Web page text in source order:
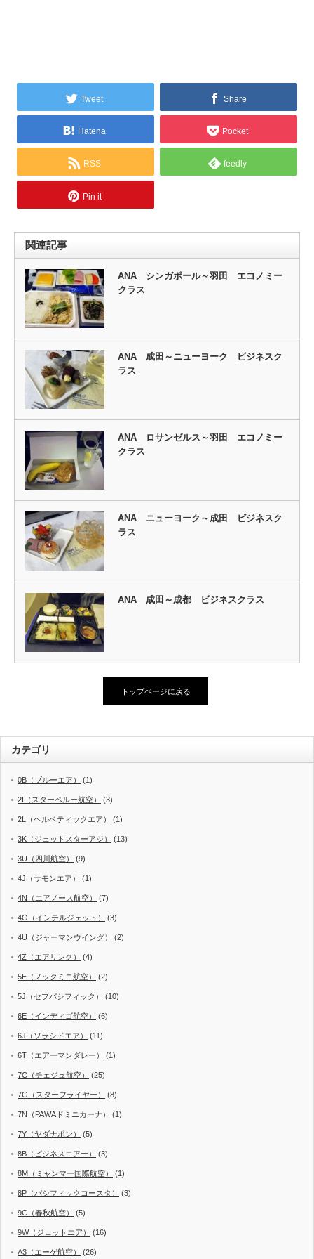
Tweet Share
Hatena Pocket
RSS feedly
Pin it
関連記事
ANA シンガポール～羽田 エコノミー
クラス
ANA 成田～ニューヨーク ビジネスク
ラス
ANA ロサンゼルス～羽田 エコノミー
クラス
ANA ニューヨーク～成田 ビジネスク
ラス
ANA 成田～成都 ビジネスクラス
トップページに戻る
カテゴリ
0B（ブルーエア） (1)
2I（スターペルー航空） (3)
2L（ヘルベティックエア） (1)
3K（ジェットスターアジ） (13)
3U（四川航空） (9)
4J（サモンエア） (1)
4N（エアノース航空） (7)
4O（インテルジェット） (3)
4U（ジャーマンウイング） (2)
4Z（エアリンク） (4)
5E（ノックミニ航空） (2)
5J（セブパシフィック） (10)
6E（インディゴ航空） (6)
6J（ソラシドエア） (11)
6T（エアーマンダレー） (1)
7C（チェジュ航空） (25)
7G（スターフライヤー） (8)
7N（PAWAドミニカーナ） (1)
7Y（ヤダナポン） (5)
8B（ビジネスエアー） (3)
8M（ミャンマー国際航空） (1)
8P（パシフィックコースタ） (3)
9C（春秋航空） (5)
9W（ジェットエア） (16)
A3（エーゲ航空） (26)